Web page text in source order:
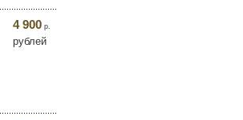
4 900 р.
рублей